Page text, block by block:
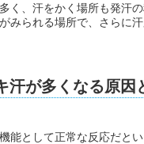
く、汗をかく場所も発汗
みられる場所で、さらに
汗が多くなる原因
能として正常な反応だとい